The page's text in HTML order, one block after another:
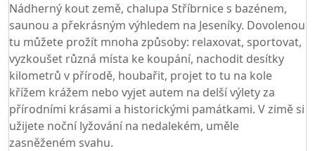
Nádherný kout země, chalupa Stříbrnice s bazénem,
saunou a překrásným výhledem na Jeseníky. Dovolenou
tu můžete prožít mnoha způsoby: relaxovat, sportovat,
vyzkoušet různá místa ke koupání, nachodit desítky
kilometrů v přírodě, houbařit, projet to tu na kole
křížem krážem nebo vyjet autem na delší výlety za
přírodními krásami a historickými památkami. V zimě si
užijete noční lyžování na nedalekém, uměle
zasněženém svahu.